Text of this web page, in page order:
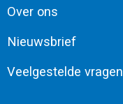
Over ons
Nieuwsbrief
Veelgestelde vragen